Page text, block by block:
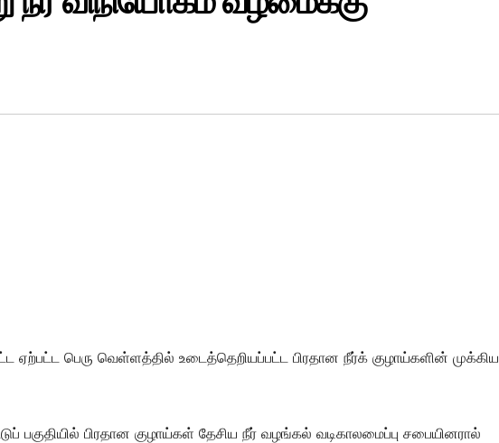
பெரு வெள்ளத்தில் உடைத்தெறியப்பட்ட பிரதான நீர்க் குழாய்களின் முக்கிய
பகுதியில் பிரதான குழாய்கள் தேசிய நீர் வழங்கல் வடிகாலமைப்பு சபையினரால்